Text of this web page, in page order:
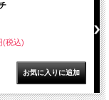
(税込)